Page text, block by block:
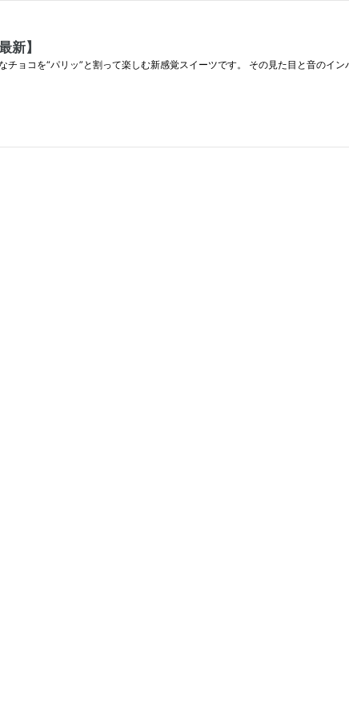
新】
ョコを“パリッ”と割って楽しむ新感覚スイーツです。 その見た目と音のイン